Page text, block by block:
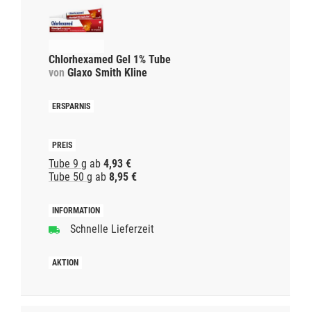
Chlorhexamed Gel 1% Tube
von Glaxo Smith Kline
Tube 9 g ab 4,93 €
Tube 50 g ab 8,95 €
Schnelle Lieferzeit